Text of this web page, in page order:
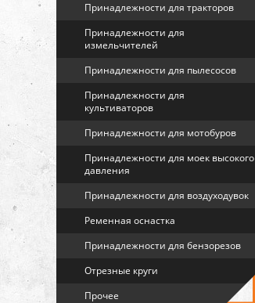
Принадлежности для тракторов
Принадлежности для
измельчителей
Принадлежности для пылесосов
Принадлежности для
культиваторов
Принадлежности для мотобуров
Принадлежности для моек высокого
давления
Принадлежности для воздуходувок
Ременная оснастка
Принадлежности для бензорезов
Отрезные круги
Прочее